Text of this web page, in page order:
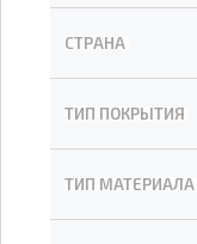
СТРАНА
ТИП ПОКРЫТИЯ
ТИП МАТЕРИАЛА